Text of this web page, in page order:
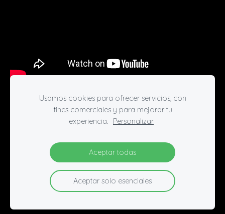
COOKIES
P
Usamos cookies para ofrecer servicios, con
fines comerciales y para mejorar tu
experiencia.
Personalizar
Aceptar todas
Aceptar solo esenciales